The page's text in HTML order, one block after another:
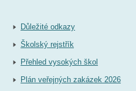
Důležité odkazy
Školský rejstřík
Přehled vysokých škol
Plán veřejných zakázek 2026